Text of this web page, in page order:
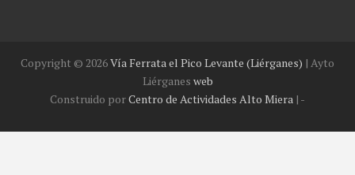
Copyright © 2026Vía Ferrata el Pico Levante (Liérganes) | Ayto
Liérganes web
Construido porCentro de Actividades Alto Miera | -